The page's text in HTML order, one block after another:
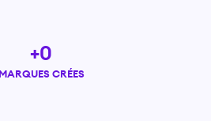
MARQUES CRÉES
+0